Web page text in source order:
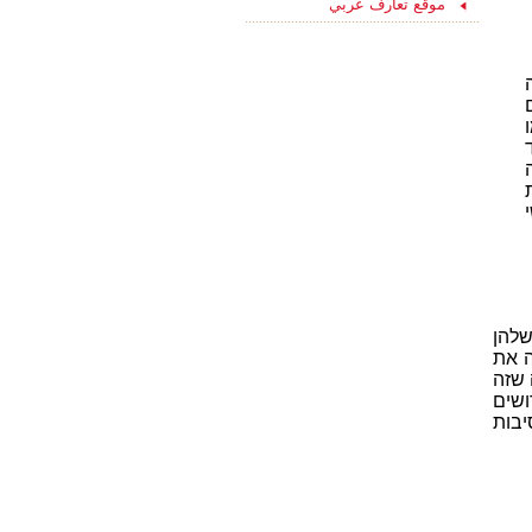
את
שזה
15/08/2021
موقع تعارف عربي